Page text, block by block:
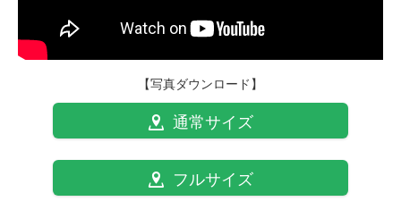
【写真ダウンロード】
通常サイズ
フルサイズ